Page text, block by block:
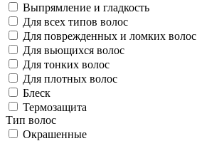
Выпрямление и гладкость
Для всех типов волос
Для поврежденных и ломких волос
Для вьющихся волос
Для тонких волос
Для плотных волос
Блеск
Термозащита
Тип волос
Окрашенные